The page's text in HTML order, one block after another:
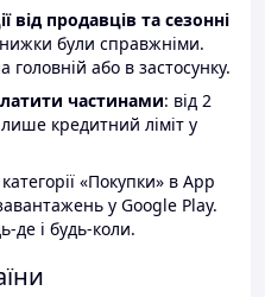
від продавців та сезонні
були справжніми.
головній або в застосунку.
частинами: від 2
кредитний ліміт у
«Покупки» в App
у Google Play.
де і будь-коли.